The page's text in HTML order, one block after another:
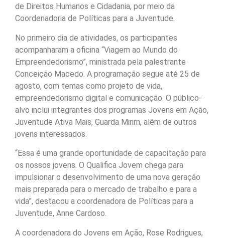
de Direitos Humanos e Cidadania, por meio da
Coordenadoria de Políticas para a Juventude.
No primeiro dia de atividades, os participantes
acompanharam a oficina “Viagem ao Mundo do
Empreendedorismo”, ministrada pela palestrante
Conceição Macedo. A programação segue até 25 de
agosto, com temas como projeto de vida,
empreendedorismo digital e comunicação. O público-
alvo inclui integrantes dos programas Jovens em Ação,
Juventude Ativa Mais, Guarda Mirim, além de outros
jovens interessados.
“Essa é uma grande oportunidade de capacitação para
os nossos jovens. O Qualifica Jovem chega para
impulsionar o desenvolvimento de uma nova geração
mais preparada para o mercado de trabalho e para a
vida”, destacou a coordenadora de Políticas para a
Juventude, Anne Cardoso.
A coordenadora do Jovens em Ação, Rose Rodrigues,